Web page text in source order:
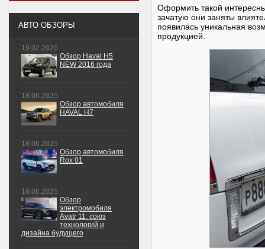
Оформить такой
зачатую они заняты
появилась уникальная
продукцией.
АВТО ОБЗОРЫ
19.02.2026
Обзор Haval H5
NEW 2016 года
18.06.2025
Обзор автомобиля
HAVAL H7
18.06.2025
Обзор автомобиля
Rox 01
18.06.2025
Обзор
электромобиля
Avatr 11: союз
технологий и
дизайна будущего